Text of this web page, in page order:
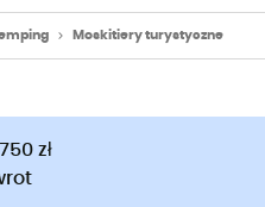
Moskitiery turystyczne
zł